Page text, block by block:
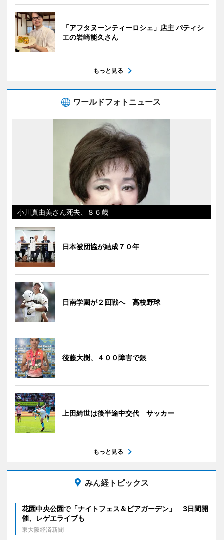
「アフタヌーンティーロシェ」店主 パティシ
エの岩崎能久さん
もっと見る
ワールドフォトニュース
小川真由美さん死去、８６歳
日本被団協が結成７０年
日南学園が２回戦へ 高校野球
後藤大樹、４００障害で銀
上田綺世は後半途中交代 サッカー
もっと見る
みん経トピックス
花園中央公園で「ナイトフェス＆ビアガーデン」 3日間開
催、レゲエライブも
東大阪経済新聞